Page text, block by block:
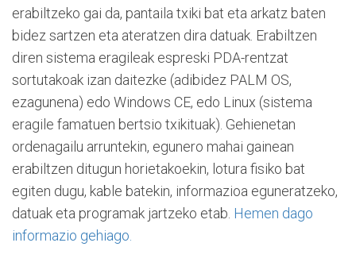
erabiltzeko gai da, pantaila txiki bat eta arkatz baten
bidez sartzen eta ateratzen dira datuak. Erabiltzen
diren sistema eragileak espreski PDA-rentzat
sortutakoak izan daitezke (adibidez PALM OS,
ezagunena) edo Windows CE, edo Linux (sistema
eragile famatuen bertsio txikituak). Gehienetan
ordenagailu arruntekin, egunero mahai gainean
erabiltzen ditugun horietakoekin, lotura fisiko bat
egiten dugu, kable batekin, informazioa eguneratzeko,
datuak eta programak jartzeko etab. Hemen dago
informazio gehiago.